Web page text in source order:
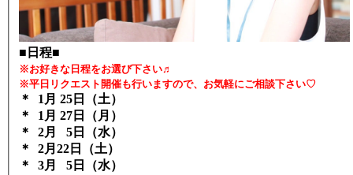
■日程■
※お好きな日程をお選び下さい♬
※平日リクエスト開催も行いますので、お気軽にご相談下さい♡
＊ 1月 25日（土）
＊ 1月 27日（月）
＊ 2月 5日（水）
＊ 2月22日（土）
＊ 3月 5日（水）